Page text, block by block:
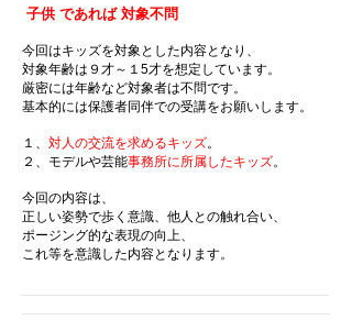
子供 であれば 対象不問
今回はキッズを対象とした内容となり、
対象年齢は９才～１5才を想定しています。
厳密には年齢など対象者は不問です。
基本的には保護者同伴での受講をお願いします。
１、 対人の交流を求めるキッズ。
２、モデルや芸能事務所に所属したキッズ。
今回の内容は、
正しい姿勢で歩く意識、他人との触れ合い、
ポージング的な表現の向上、
​これ等を意識した内容となります。